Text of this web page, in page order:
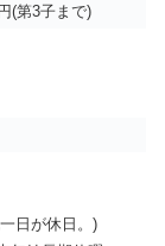
(第3子まで)
日が休日。)